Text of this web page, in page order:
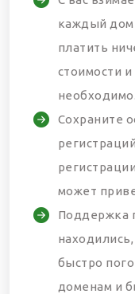
каждый
платить
стоимости и
необходимо.
Сохраните
может
Поддержка
быстро
доменам и